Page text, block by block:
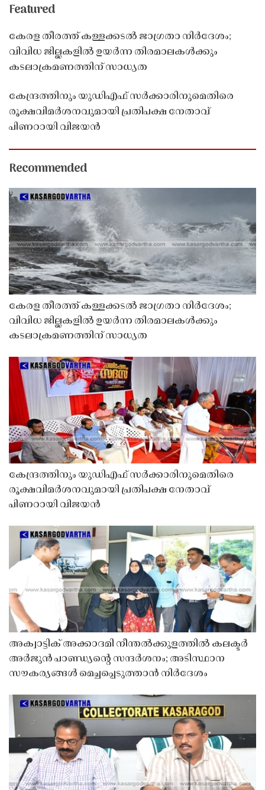
Featured
കേരള തീരത്ത് കള്ളക്കടൽ ജാഗ്രതാ നിർദേശം;
വിവിധ ജില്ലകളിൽ ഉയർന്ന തിരമാലകൾക്കും
കടലാക്രമണത്തിന് സാധ്യത
കേന്ദ്രത്തിനും യുഡിഎഫ് സർക്കാരിനുമെതിരെ
രൂക്ഷവിമർശനവുമായി പ്രതിപക്ഷ നേതാവ്
പിണറായി വിജയൻ
Recommended
കേരള തീരത്ത് കള്ളക്കടൽ ജാഗ്രതാ നിർദേശം;
വിവിധ ജില്ലകളിൽ ഉയർന്ന തിരമാലകൾക്കും
കടലാക്രമണത്തിന് സാധ്യത
കേന്ദ്രത്തിനും യുഡിഎഫ് സർക്കാരിനുമെതിരെ
രൂക്ഷവിമർശനവുമായി പ്രതിപക്ഷ നേതാവ്
പിണറായി വിജയൻ
അക്വാട്ടിക് അക്കാദമി നീന്തൽക്കുളത്തിൽ കലക്ടർ
അർജുൻ പാണ്ഡ്യൻ്റെ സന്ദർശനം; അടിസ്ഥാന
സൗകര്യങ്ങൾ മെച്ചപ്പെടുത്താൻ നിർദേശം